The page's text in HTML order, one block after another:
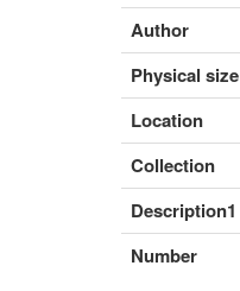
Author
Physical size
Location
Collection
Description1
Number